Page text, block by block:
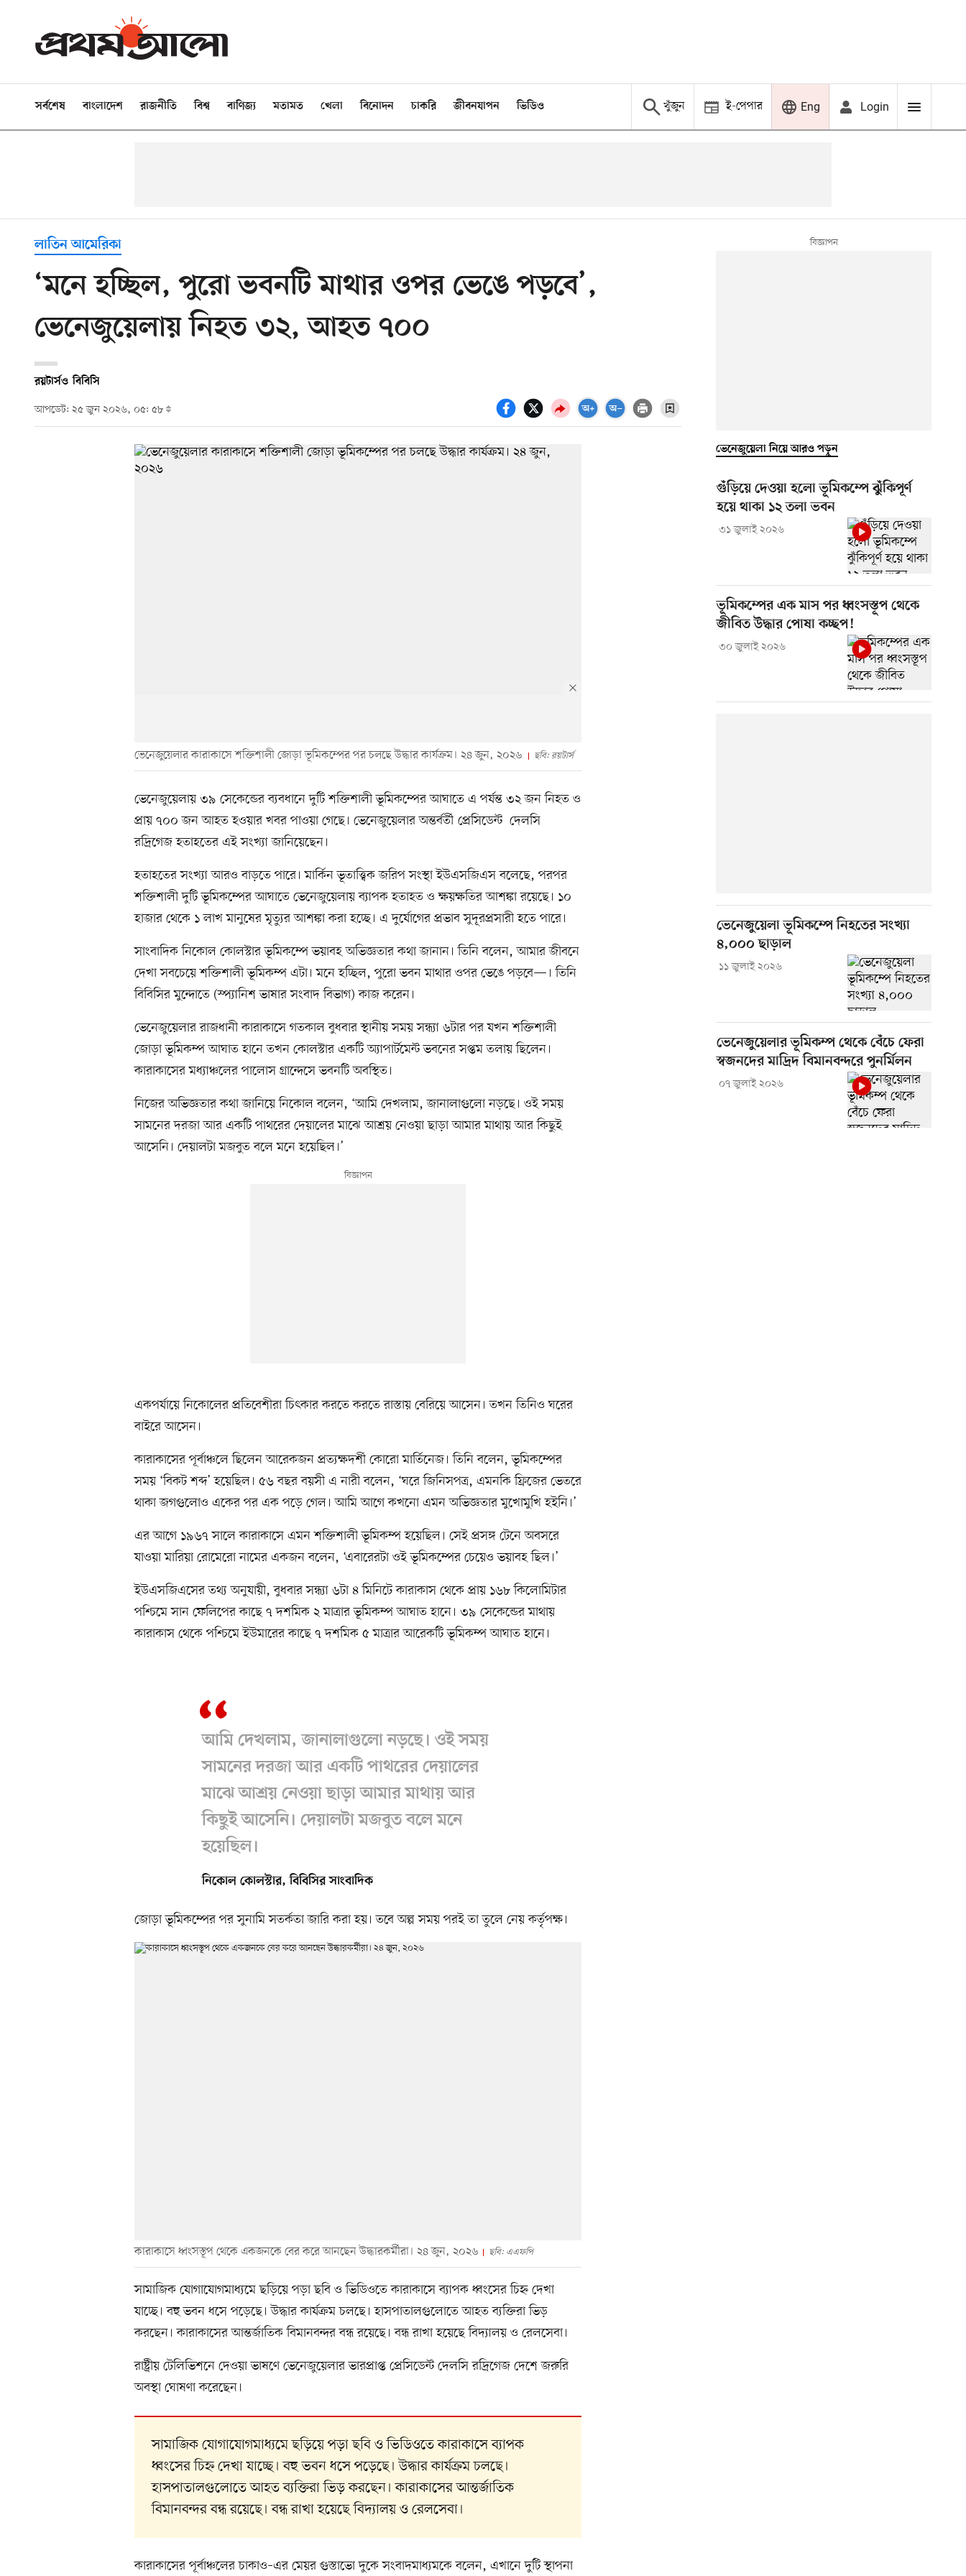
সর্বশেষ বাংলাদেশ রাজনীতি বিশ্ব বাণিজ্য মতামত খেলা বিনোদন চাকরি জীবনযাপন ভিডিও খুঁজুন ই-পেপার Eng Login
লাতিন আমেরিকা
‘মনে হচ্ছিল, পুরো ভবনটি মাথার ওপর ভেঙে পড়বে’,
ভেনেজুয়েলায় নিহত ৩২, আহত ৭০০
রয়টার্সও বিবিসি
আপডেট: ২৫ জুন ২০২৬, ০৫: ৫৮
ভেনেজুয়েলার কারাকাসে শক্তিশালী জোড়া ভূমিকম্পের পর চলছে উদ্ধার কার্যক্রম। ২৪ জুন, ২০২৬ ছবি: রয়টার্স
ভেনেজুয়েলায় ৩৯ সেকেন্ডের ব্যবধানে দুটি শক্তিশালী ভূমিকম্পের আঘাতে এ পর্যন্ত ৩২ জন নিহত ও
প্রায় ৭০০ জন আহত হওয়ার খবর পাওয়া গেছে। ভেনেজুয়েলার অন্তর্বর্তী প্রেসিডেন্ট দেলসি
রদ্রিগেজ হতাহতের এই সংখ্যা জানিয়েছেন।
হতাহতের সংখ্যা আরও বাড়তে পারে। মার্কিন ভূতাত্ত্বিক জরিপ সংস্থা ইউএসজিএস বলেছে, পরপর
শক্তিশালী দুটি ভূমিকম্পের আঘাতে ভেনেজুয়েলায় ব্যাপক হতাহত ও ক্ষয়ক্ষতির আশঙ্কা রয়েছে। ১০
হাজার থেকে ১ লাখ মানুষের মৃত্যুর আশঙ্কা করা হচ্ছে। এ দুর্যোগের প্রভাব সুদূরপ্রসারী হতে পারে।
সাংবাদিক নিকোল কোলস্টার ভূমিকম্পে ভয়াবহ অভিজ্ঞতার কথা জানান। তিনি বলেন, আমার জীবনে
দেখা সবচেয়ে শক্তিশালী ভূমিকম্প এটা। মনে হচ্ছিল, পুরো ভবন মাথার ওপর ভেঙে পড়বে—। তিনি
বিবিসির মুন্দোতে (স্প্যানিশ ভাষার সংবাদ বিভাগ) কাজ করেন।
ভেনেজুয়েলার রাজধানী কারাকাসে গতকাল বুধবার স্থানীয় সময় সন্ধ্যা ৬টার পর যখন শক্তিশালী
জোড়া ভূমিকম্প আঘাত হানে তখন কোলস্টার একটি অ্যাপার্টমেন্ট ভবনের সপ্তম তলায় ছিলেন।
কারাকাসের মধ্যাঞ্চলের পালোস গ্রান্দেসে ভবনটি অবস্থিত।
নিজের অভিজ্ঞতার কথা জানিয়ে নিকোল বলেন, ‘আমি দেখলাম, জানালাগুলো নড়ছে। ওই সময়
সামনের দরজা আর একটি পাথরের দেয়ালের মাঝে আশ্রয় নেওয়া ছাড়া আমার মাথায় আর কিছুই
আসেনি। দেয়ালটা মজবুত বলে মনে হয়েছিল।’
একপর্যায়ে নিকোলের প্রতিবেশীরা চিৎকার করতে করতে রাস্তায় বেরিয়ে আসেন। তখন তিনিও ঘরের
বাইরে আসেন।
কারাকাসের পূর্বাঞ্চলে ছিলেন আরেকজন প্রত্যক্ষদর্শী কোরো মার্তিনেজ। তিনি বলেন, ভূমিকম্পের
সময় ‘বিকট শব্দ’ হয়েছিল। ৫৬ বছর বয়সী এ নারী বলেন, ‘ঘরে জিনিসপত্র, এমনকি ফ্রিজের ভেতরে
থাকা জগগুলোও একের পর এক পড়ে গেল। আমি আগে কখনো এমন অভিজ্ঞতার মুখোমুখি হইনি।’
এর আগে ১৯৬৭ সালে কারাকাসে এমন শক্তিশালী ভূমিকম্প হয়েছিল। সেই প্রসঙ্গ টেনে অবসরে
যাওয়া মারিয়া রোমেরো নামের একজন বলেন, ‘এবারেরটা ওই ভূমিকম্পের চেয়েও ভয়াবহ ছিল।’
ইউএসজিএসের তথ্য অনুযায়ী, বুধবার সন্ধ্যা ৬টা ৪ মিনিটে কারাকাস থেকে প্রায় ১৬৮ কিলোমিটার
পশ্চিমে সান ফেলিপের কাছে ৭ দশমিক ২ মাত্রার ভূমিকম্প আঘাত হানে। ৩৯ সেকেন্ডের মাথায়
কারাকাস থেকে পশ্চিমে ইউমারের কাছে ৭ দশমিক ৫ মাত্রার আরেকটি ভূমিকম্প আঘাত হানে।
আমি দেখলাম, জানালাগুলো নড়ছে। ওই সময়
সামনের দরজা আর একটি পাথরের দেয়ালের
মাঝে আশ্রয় নেওয়া ছাড়া আমার মাথায় আর
কিছুই আসেনি। দেয়ালটা মজবুত বলে মনে
হয়েছিল।
নিকোল কোলস্টার, বিবিসির সাংবাদিক
জোড়া ভূমিকম্পের পর সুনামি সতর্কতা জারি করা হয়। তবে অল্প সময় পরই তা তুলে নেয় কর্তৃপক্ষ।
কারাকাসে ধ্বংসস্তূপ থেকে একজনকে বের করে আনছেন উদ্ধারকর্মীরা। ২৪ জুন, ২০২৬ ছবি: এএফপি
সামাজিক যোগাযোগমাধ্যমে ছড়িয়ে পড়া ছবি ও ভিডিওতে কারাকাসে ব্যাপক ধ্বংসের চিহ্ন দেখা
যাচ্ছে। বহু ভবন ধসে পড়েছে। উদ্ধার কার্যক্রম চলছে। হাসপাতালগুলোতে আহত ব্যক্তিরা ভিড়
করছেন। কারাকাসের আন্তর্জাতিক বিমানবন্দর বন্ধ রয়েছে। বন্ধ রাখা হয়েছে বিদ্যালয় ও রেলসেবা।
রাষ্ট্রীয় টেলিভিশনে দেওয়া ভাষণে ভেনেজুয়েলার ভারপ্রাপ্ত প্রেসিডেন্ট দেলসি রদ্রিগেজ দেশে জরুরি
অবস্থা ঘোষণা করেছেন।
সামাজিক যোগাযোগমাধ্যমে ছড়িয়ে পড়া ছবি ও ভিডিওতে কারাকাসে ব্যাপক
ধ্বংসের চিহ্ন দেখা যাচ্ছে। বহু ভবন ধসে পড়েছে। উদ্ধার কার্যক্রম চলছে।
হাসপাতালগুলোতে আহত ব্যক্তিরা ভিড় করছেন। কারাকাসের আন্তর্জাতিক
বিমানবন্দর বন্ধ রয়েছে। বন্ধ রাখা হয়েছে বিদ্যালয় ও রেলসেবা।
কারাকাসের পূর্বাঞ্চলের চাকাও–এর মেয়র গুস্তাভো দুকে সংবাদমাধ্যমকে বলেন, এখানে দুটি স্থাপনা
ভেনেজুয়েলা নিয়ে আরও পড়ুন
গুঁড়িয়ে দেওয়া হলো ভূমিকম্পে ঝুঁকিপূর্ণ
হয়ে থাকা ১২ তলা ভবন
৩১ জুলাই ২০২৬
ভূমিকম্পের এক মাস পর ধ্বংসস্তূপ থেকে
জীবিত উদ্ধার পোষা কচ্ছপ!
৩০ জুলাই ২০২৬
ভেনেজুয়েলা ভূমিকম্পে নিহতের সংখ্যা
৪,০০০ ছাড়াল
১১ জুলাই ২০২৬
ভেনেজুয়েলার ভূমিকম্প থেকে বেঁচে ফেরা
স্বজনদের মাদ্রিদ বিমানবন্দরে পুনর্মিলন
০৭ জুলাই ২০২৬